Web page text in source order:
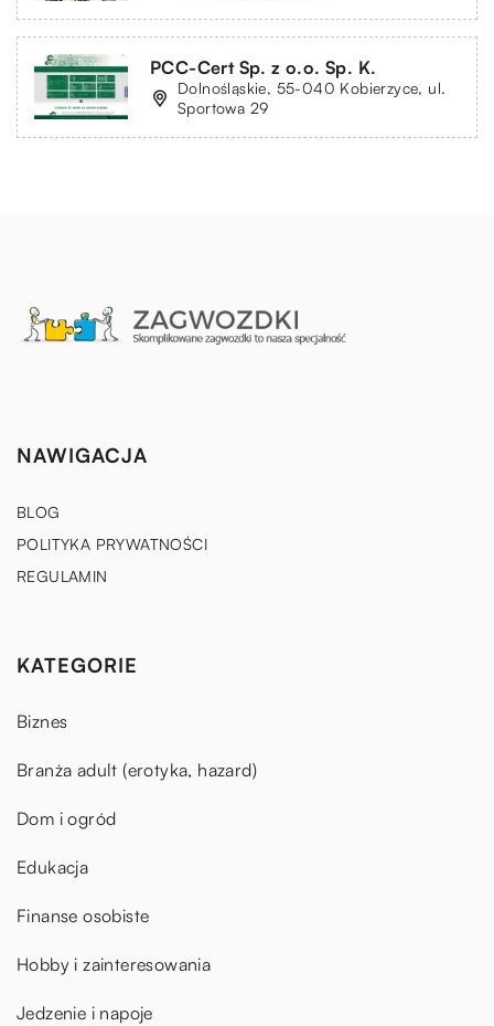
PCC-Cert Sp. z o.o. Sp. K.
Dolnośląskie, 55-040 Kobierzyce, ul.
Sportowa 29
NAWIGACJA
BLOG
POLITYKA PRYWATNOŚCI
REGULAMIN
KATEGORIE
Biznes
Branża adult (erotyka, hazard)
Dom i ogród
Edukacja
Finanse osobiste
Hobby i zainteresowania
Jedzenie i napoje